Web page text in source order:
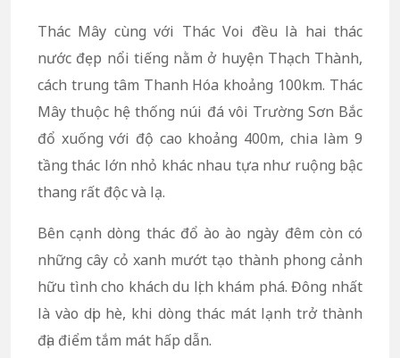
Thác Mây cùng với Thác Voi đều là hai thác
nước đẹp nổi tiếng nằm ở huyện Thạch Thành,
cách trung tâm Thanh Hóa khoảng 100km. Thác
Mây thuộc hệ thống núi đá vôi Trường Sơn Bắc
đổ xuống với độ cao khoảng 400m, chia làm 9
tầng thác lớn nhỏ khác nhau tựa như ruộng bậc
thang rất độc và lạ.
Bên cạnh dòng thác đổ ào ào ngày đêm còn có
những cây cỏ xanh mướt tạo thành phong cảnh
hữu tình cho khách du lịch khám phá. Đông nhất
là vào dịp hè, khi dòng thác mát lạnh trở thành
địa điểm tắm mát hấp dẫn.